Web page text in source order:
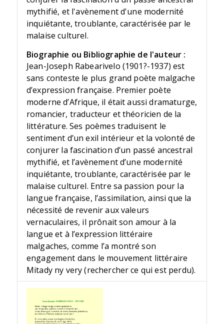
mythifié, et l'avènement d'une modernité
inquiétante, troublante, caractérisée par le
malaise culturel.
Biographie ou Bibliographie de l'auteur :
Jean-Joseph Rabearivelo (1901?-1937) est
sans conteste le plus grand poète malgache
d’expression française. Premier poète
moderne d’Afrique, il était aussi dramaturge,
romancier, traducteur et théoricien de la
littérature. Ses poèmes traduisent le
sentiment d’un exil intérieur et la volonté de
conjurer la fascination d’un passé ancestral
mythifié, et l’avènement d’une modernité
inquiétante, troublante, caractérisée par le
malaise culturel. Entre sa passion pour la
langue française, l’assimilation, ainsi que la
nécessité de revenir aux valeurs
vernaculaires, il prônait son amour à la
langue et à l’expression littéraire
malgaches, comme l’a montré son
engagement dans le mouvement littéraire
Mitady ny very (rechercher ce qui est perdu).